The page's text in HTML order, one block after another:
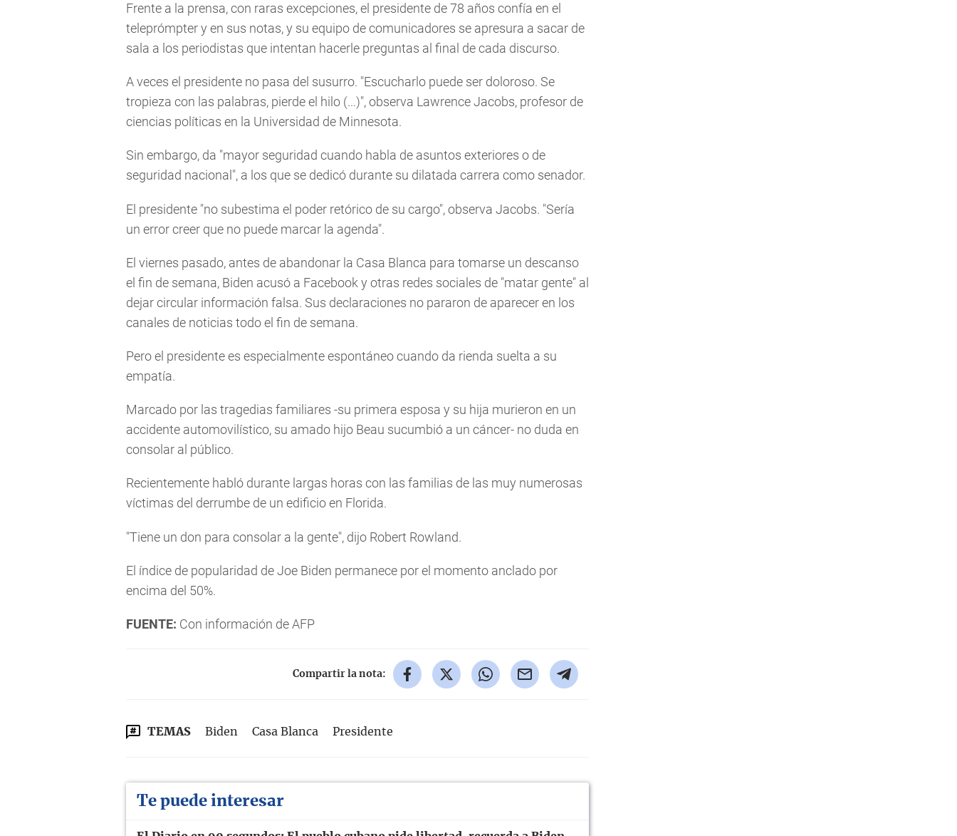
Frente a la prensa, con raras excepciones, el presidente de 78 años confía en el
teleprómpter y en sus notas, y su equipo de comunicadores se apresura a sacar de
sala a los periodistas que intentan hacerle preguntas al final de cada discurso.
A veces el presidente no pasa del susurro. "Escucharlo puede ser doloroso. Se
tropieza con las palabras, pierde el hilo (...)", observa Lawrence Jacobs, profesor de
ciencias políticas en la Universidad de Minnesota.
Sin embargo, da "mayor seguridad cuando habla de asuntos exteriores o de
seguridad nacional", a los que se dedicó durante su dilatada carrera como senador.
El presidente "no subestima el poder retórico de su cargo", observa Jacobs. "Sería
un error creer que no puede marcar la agenda".
El viernes pasado, antes de abandonar la Casa Blanca para tomarse un descanso
el fin de semana, Biden acusó a Facebook y otras redes sociales de "matar gente" al
dejar circular información falsa. Sus declaraciones no pararon de aparecer en los
canales de noticias todo el fin de semana.
Pero el presidente es especialmente espontáneo cuando da rienda suelta a su
empatía.
Marcado por las tragedias familiares -su primera esposa y su hija murieron en un
accidente automovilístico, su amado hijo Beau sucumbió a un cáncer- no duda en
consolar al público.
Recientemente habló durante largas horas con las familias de las muy numerosas
víctimas del derrumbe de un edificio en Florida.
"Tiene un don para consolar a la gente", dijo Robert Rowland.
El índice de popularidad de Joe Biden permanece por el momento anclado por
encima del 50%.
FUENTE: Con información de AFP
Compartir la nota:
TEMAS Biden Casa Blanca Presidente
Te puede interesar